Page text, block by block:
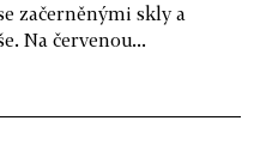
začerněnými skly a
Na červenou...